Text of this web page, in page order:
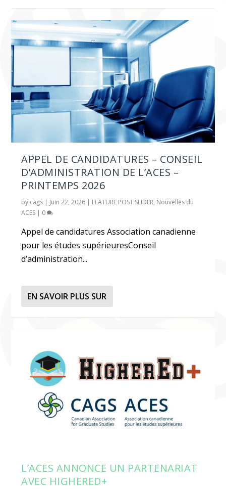
APPEL DE CANDIDATURES – CONSEIL
D’ADMINISTRATION DE L’ACES –
PRINTEMPS 2026
by cags | Juin 22, 2026 | FEATURE POST SLIDER, Nouvelles du
ACES | 0
Appel de candidatures Association canadienne
pour les études supérieuresConseil
d’administration...
EN SAVOIR PLUS SUR
L’ACES ANNONCE UN PARTENARIAT
AVEC HIGHERED+